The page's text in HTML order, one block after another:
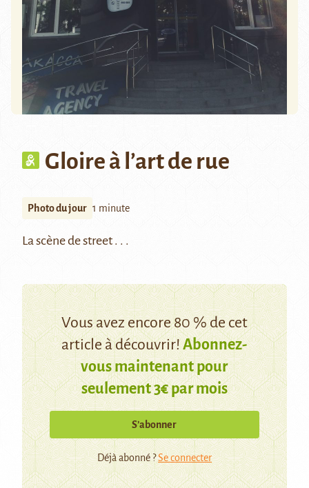
Gloire à l’art de rue
Photo du jour 1 minute
La scène de street . . .
Vous avez encore 80 % de cet
article à découvrir!Abonnez-
vous maintenant pour
seulement 3€ par mois
S’abonner
Déjà abonné ?Se connecter